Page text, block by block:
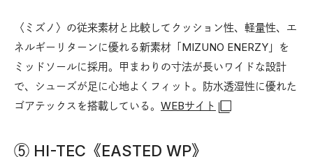
〈ミズノ〉の従来素材と比較してクッション性、軽量性、エ
ネルギーリターンに優れる新素材「MIZUNO ENERZY」を
ミッドソールに採用。甲まわりの寸法が長いワイドな設計
で、シューズが足に心地よくフィット。防水透湿性に優れた
ゴアテックスを搭載している。 WEBサイト
⑤ HI-TEC《EASTED WP》